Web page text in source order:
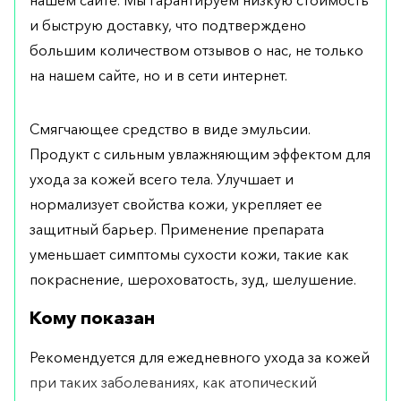
и быструю доставку, что подтверждено
большим количеством отзывов о нас, не только
на нашем сайте, но и в сети интернет.
Смягчающее средство в виде эмульсии.
Продукт с сильным увлажняющим эффектом для
ухода за кожей всего тела. Улучшает и
нормализует свойства кожи, укрепляет ее
защитный барьер. Применение препарата
уменьшает симптомы сухости кожи, такие как
покраснение, шероховатость, зуд, шелушение.
Кому показан
Рекомендуется для ежедневного ухода за кожей
при таких заболеваниях, как атопический